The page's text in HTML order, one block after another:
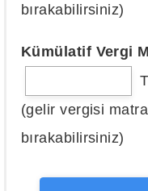
bırakabilirsiniz)
Kümülatif Vergi
(gelir vergisi
bırakabilirsiniz)